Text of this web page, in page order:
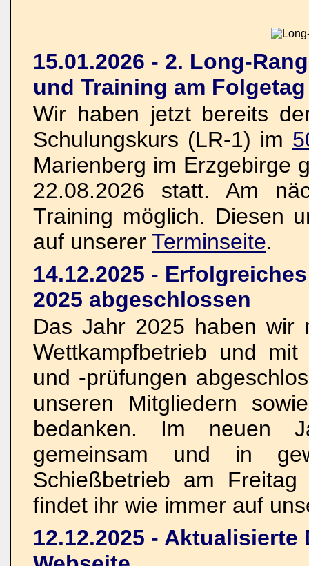
15.01.2026 - 2. Long-
und Training am Folgetag
Wir haben jetzt bereits
Schulungskurs (LR-1) im
Marienberg im Erzgebirge
22.08.2026 statt. Am
Training möglich. Diesen
auf unserer Terminseite.
14.12.2025 -
2025 abgeschlossen
Das Jahr 2025 haben wir
Wettkampfbetrieb und mit
und -prüfungen
unseren Mitgliedern
bedanken. Im neuen
gemeinsam und in
Schießbetrieb am
findet ihr wie immer auf
12.12.2025 -